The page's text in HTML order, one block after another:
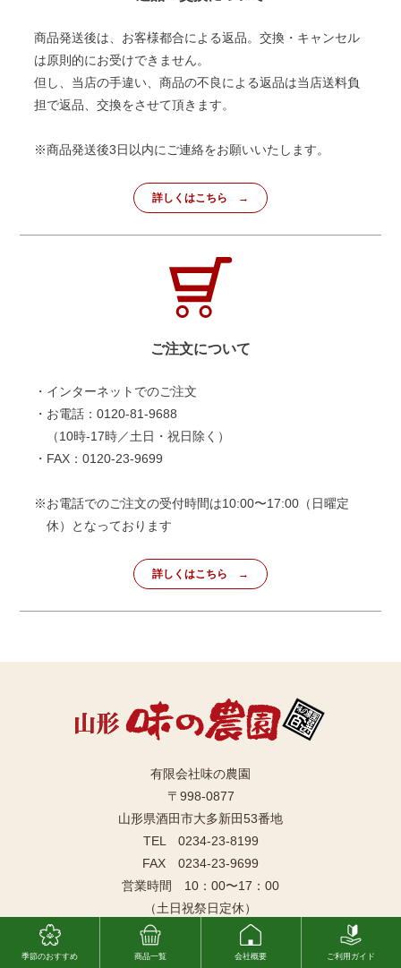
季節のおすすめ 商品一覧 会社概要 ご利用ガイド
商品発送後は、お客様都合による返品。交換・キャンセル
は原則的にお受けできません。
但し、当店の手違い、商品の不良による返品は当店送料負
担で返品、交換をさせて頂きます。
※商品発送後3日以内にご連絡をお願いいたします。
詳しくはこちら
ご注文について
・インターネットでのご注文
・お電話：0120-81-9688
（10時-17時／土日・祝日除く）
・FAX：0120-23-9699
※お電話でのご注文の受付時間は10:00〜17:00（日曜定
休）となっております
詳しくはこちら
有限会社味の農園
〒998-0877
山形県酒田市大多新田53番地
TEL 0234-23-8199
FAX 0234-23-9699
営業時間 10：00〜17：00
（土日祝祭日定休）
お電話でのお問い合わせ